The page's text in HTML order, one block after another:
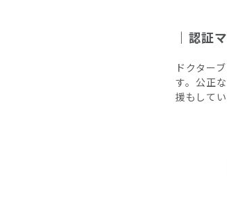
認証
ドクター
す。公正
援もしてい